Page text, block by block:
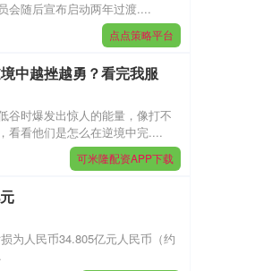
会随后宣布启动两年过渡....
点点策略平台
中越挫越勇？看完我服
谷时爆发出惊人的能量，像打不
看看他们是怎么在逆境中完....
可米隆配资APP下载
为人民币34.805亿元人民币（约